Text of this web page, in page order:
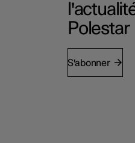
Polestar
S'abonner